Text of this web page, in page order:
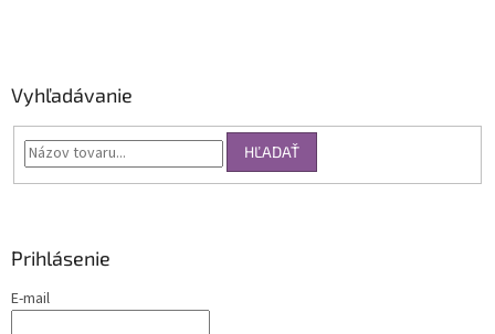
Vyhľadávanie
HĽADAŤ
Prihlásenie
E-mail